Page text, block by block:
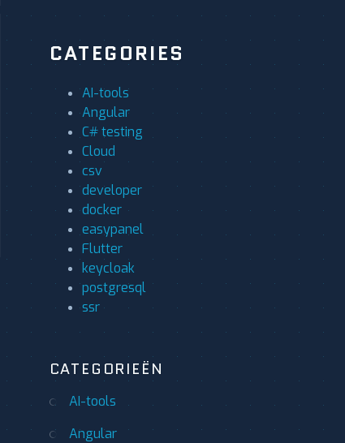
CATEGORIES
AI-tools
Angular
C# testing
Cloud
csv
developer
docker
easypanel
Flutter
keycloak
postgresql
ssr
CATEGORIEËN
AI-tools
Angular